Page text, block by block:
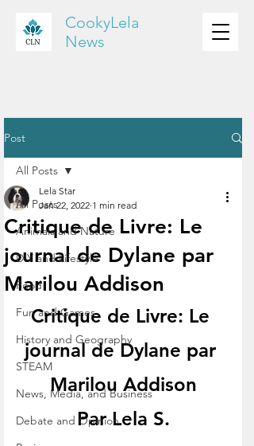
CookyLela
News
Post
All Posts
Animals and Nature
DIY and Lifestyle
Food
Fun and Games
History and Geography
STEAM
News, Media, and Business
Debate and Opinion
All Posts
Critique de Livre: Le
journal de Dylane par
Marilou Addison
Lela Star
Jan 22, 2022 1 min read
Critique de Livre: Le
journal de Dylane par
Marilou Addison
Par Lela S.